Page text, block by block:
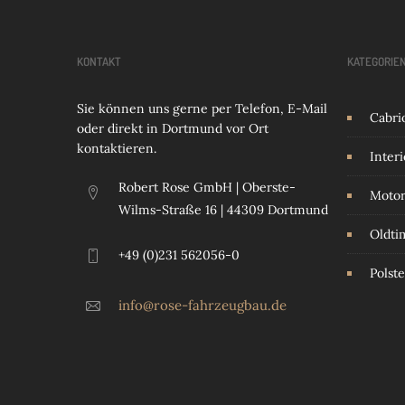
KONTAKT
Sie können uns gerne per Telefon, E-Mail
oder direkt in Dortmund vor Ort
kontaktieren.
Robert Rose GmbH | Oberste-
Wilms-Straße 16 | 44309 Dortmund
+49 (0)231 562056-0
info@rose-fahrzeugbau.de